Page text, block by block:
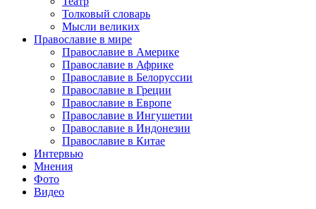
Толковый словарь
Мысли великих
Православие в мире
Православие в Америке
Православие в Африке
Православие в Белоруссии
Православие в Греции
Православие в Европе
Православие в Ингушетии
Православие в Индонезии
Православие в Китае
Интервью
Мнения
Фото
Видео